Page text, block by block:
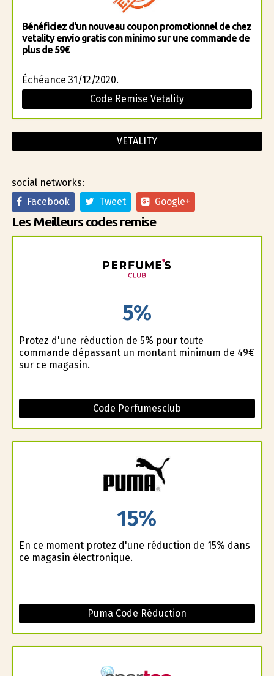
Bénéficiez d'un nouveau coupon promotionnel de chez
vetality envío gratis con mínimo sur une commande de
plus de 59€
Échéance 31/12/2020.
Code Remise Vetality
VETALITY
social networks:
Facebook
Tweet Google+
Les Meilleurs codes remise
5%
Profitez d'une réduction de 5% pour toute
commande dépassant un montant minimum de 49€
sur ce magasin.
Code Perfumesclub
15%
En ce moment profitez d'une réduction de 15% dans
ce magasin électronique.
Puma Code Réduction